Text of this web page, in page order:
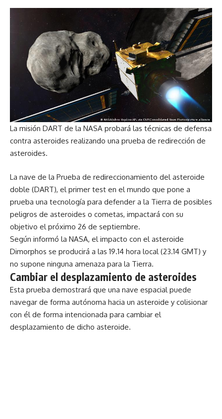
La misión DART de la NASA probará las técnicas de defensa
contra asteroides realizando una prueba de redirección de
asteroides.
La nave de la Prueba de redireccionamiento del asteroide
doble (DART), el primer test en el mundo que pone a
prueba una tecnología para defender a la Tierra de posibles
peligros de asteroides o cometas, impactará con su
objetivo el próximo 26 de septiembre.
Según informó la NASA, el impacto con el asteroide
Dimorphos se producirá a las 19.14 hora local (23.14 GMT) y
no supone ninguna amenaza para la Tierra.
Cambiar el desplazamiento de asteroides
Esta prueba demostrará que una nave espacial puede
navegar de forma autónoma hacia un asteroide y colisionar
con él de forma intencionada para cambiar el
desplazamiento de dicho asteroide.